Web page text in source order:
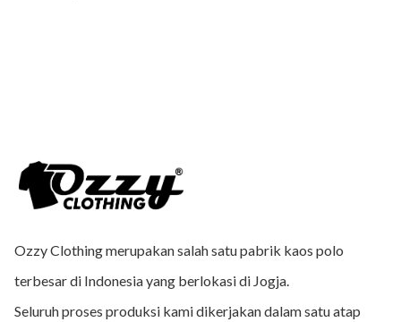
Ozzy Clothing merupakan salah satu pabrik kaos polo
terbesar di Indonesia yang berlokasi di Jogja.
Seluruh proses produksi kami dikerjakan dalam satu atap